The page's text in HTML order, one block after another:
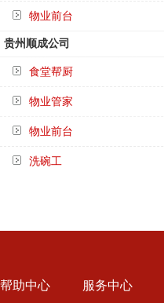
物业前台
贵州顺成公司
食堂帮厨
物业管家
物业前台
洗碗工
帮助中心 服务中心